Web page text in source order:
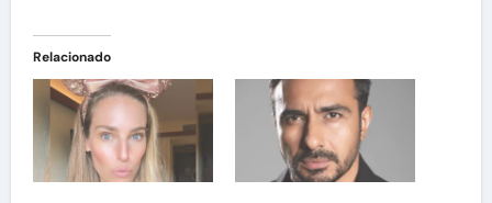
Relacionado